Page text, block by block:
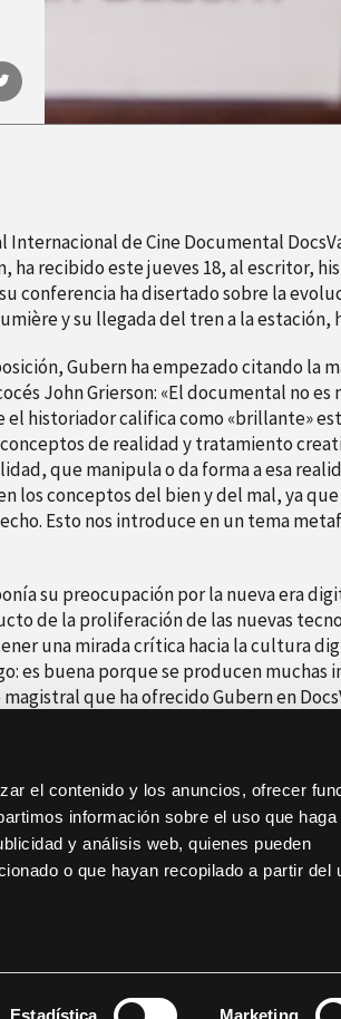
el contenido y los anuncios, ofrecer
información sobre el uso que haga
y análisis web, quienes pueden
o que hayan recopilado a partir del
Estadística Marketing
Internacional de Cine Documental
ha recibido este jueves 18, al escritor,
su conferencia ha disertado sobre la
y su llegada del tren a la
Gubern ha empezado citando la
John Grierson: «El documental no
el historiador califica como «brillante»
de realidad y tratamiento
que manipula o da forma a esa
los conceptos del bien y del mal, ya
Esto nos introduce en un tema
su preocupación por la nueva era
de la proliferación de las nuevas
una mirada crítica hacia la cultura
es buena porque se producen muchas
magistral que ha ofrecido Gubern en
Sol embotellado y «niños» de 50 años en DocsValència